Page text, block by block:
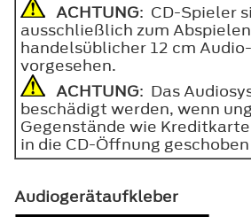
ACHTUNG: CD-Spieler
ausschließlich zum Abspielen
handelsüblicher 12 cm
vorgesehen.
ACHTUNG: Das
beschädigt werden, wenn
Gegenstände wie
in die CD-Öffnung
Audiogerätaufkleber